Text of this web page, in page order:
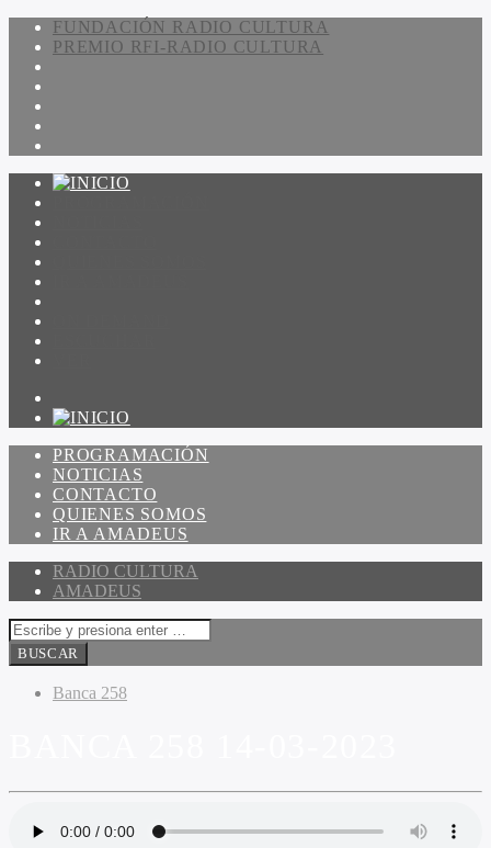
FUNDACIÓN RADIO CULTURA
PREMIO RFI-RADIO CULTURA
PROGRAMACIÓN
NOTICIAS
CONTACTO
QUIENES SOMOS
IR A AMADEUS
RADIO CULTURA
AMADEUS
Banca 258